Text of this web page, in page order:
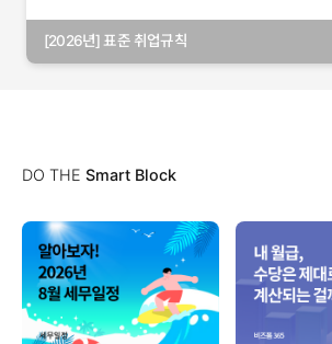
[2026년] 표준 취업규칙
DO THE Smart Block